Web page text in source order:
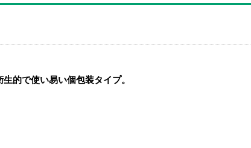
的で使い易い個包装タイプ。